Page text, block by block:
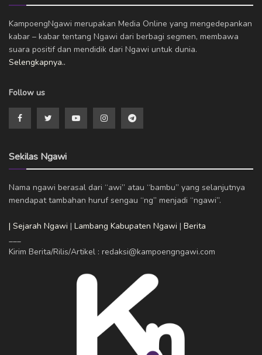
KampoengNgawi merupakan Media Online yang mengedepankan
kabar – kabar tentang Ngawi dari berbagi segmen, membawa
suara positif dan mendidik dari Ngawi untuk dunia.
Selengkapnya..
Follow us
Sekilas Ngawi
Nama ngawi berasal dari “awi” atau “bambu” yang selanjutnya
mendapat tambahan huruf sengau “ng” menjadi “ngawi”.
| Sejarah Ngawi | Lambang Kabupaten Ngawi | Berita
Kirim Berita/Rilis/Artikel : redaksi@kampoengngawi.com